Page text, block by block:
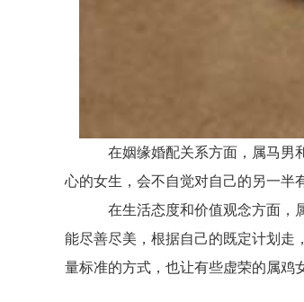
在姻缘婚配关系方面，属马男和
心的女生，会不自觉对自己的另一半
在生活态度和价值观念方面，属
能尽善尽美，根据自己的既定计划走
量标准的方式，也让有些虚荣的属鸡